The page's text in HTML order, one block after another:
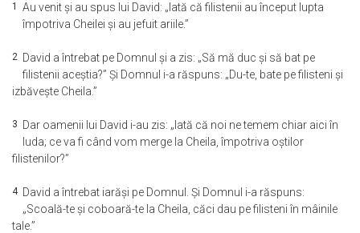
1 Au venit şi au spus lui David: „Iată că filistenii au început lupta
împotriva Cheilei şi au jefuit ariile.”
2 David a întrebat pe Domnul şi a zis: „Să mă duc şi să bat pe
filistenii aceştia?” Şi Domnul i-a răspuns: „Du-te, bate pe filisteni şi
izbăveşte Cheila.”
3 Dar oamenii lui David i-au zis: „Iată că noi ne temem chiar aici în
Iuda; ce va fi când vom merge la Cheila, împotriva oştilor
filistenilor?”
4 David a întrebat iarăşi pe Domnul. Şi Domnul i-a răspuns:
„Scoală-te şi coboară-te la Cheila, căci dau pe filisteni în mâinile
tale.”